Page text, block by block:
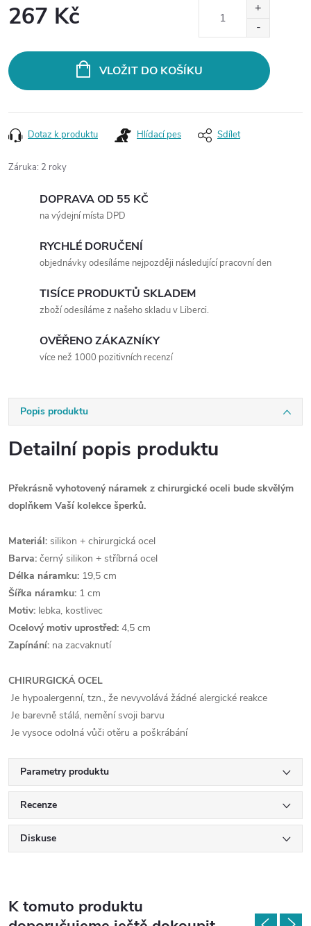
267 Kč
VLOŽIT DO KOŠÍKU
Dotaz k produktu Hlídací pes Sdílet
Záruka: 2 roky
DOPRAVA OD 55 KČ
na výdejní místa DPD
RYCHLÉ DORUČENÍ
objednávky odesíláme nejpozději následující pracovní den
TISÍCE PRODUKTŮ SKLADEM
zboží odesíláme z našeho skladu v Liberci.
OVĚŘENO ZÁKAZNÍKY
více než 1000 pozitivních recenzí
Popis produktu
Detailní popis produktu
Překrásně vyhotovený náramek z chirurgické oceli bude skvělým
doplňkem Vaší kolekce šperků.
Materiál: silikon + chirurgická ocel
Barva: černý silikon + stříbrná ocel
Délka náramku: 19,5 cm
Šířka náramku: 1 cm
Motiv: lebka, kostlivec
Ocelový motiv uprostřed: 4,5 cm
Zapínání: na zacvaknutí
CHIRURGICKÁ OCEL
Je hypoalergenní, tzn., že nevyvolává žádné alergické reakce
Je barevně stálá, nemění svoji barvu
Je vysoce odolná vůči otěru a poškrábání
Parametry produktu
Recenze
Diskuse
K tomuto produktu